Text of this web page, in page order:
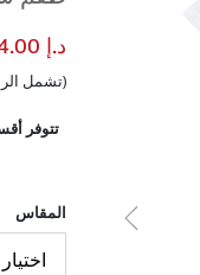
السابق
د.إ 94.00
(تشمل
تتوفر
المقاس